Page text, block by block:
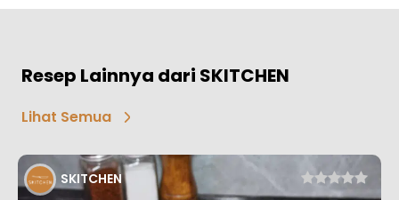
Resep Lainnya dari SKITCHEN
Lihat Semua
SKITCHEN